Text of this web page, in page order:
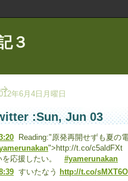
３
年6月4日月曜日
:Sun, Jun 03
Reading:"原発再開せずも夏
">http://t.co/c5aldFXt
を応援したい。 #yamerunakan
すいたなう http://t.co/